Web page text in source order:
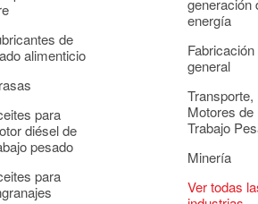
de
alimenticio
para
diésel de
pesado
para
generación
energía
Fabricación
general
Transporte,
Motores de
Trabajo
Minería
Ver todas